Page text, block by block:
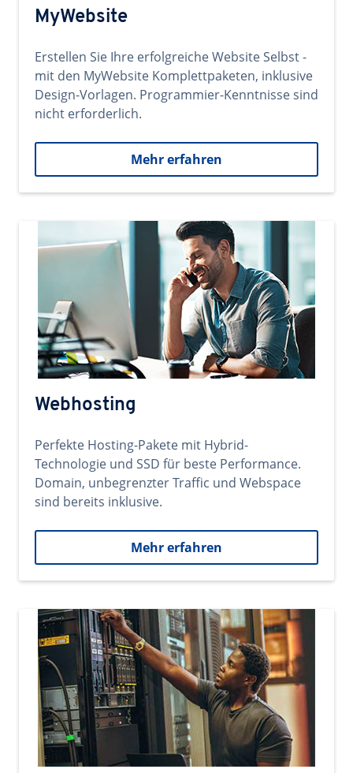
MyWebsite
Erstellen Sie Ihre erfolgreiche Website Selbst -
mit den MyWebsite Komplettpaketen, inklusive
Design-Vorlagen. Programmier-Kenntnisse sind
nicht erforderlich.
Mehr erfahren
Webhosting
Perfekte Hosting-Pakete mit Hybrid-
Technologie und SSD für beste Performance.
Domain, unbegrenzter Traffic und Webspace
sind bereits inklusive.
Mehr erfahren